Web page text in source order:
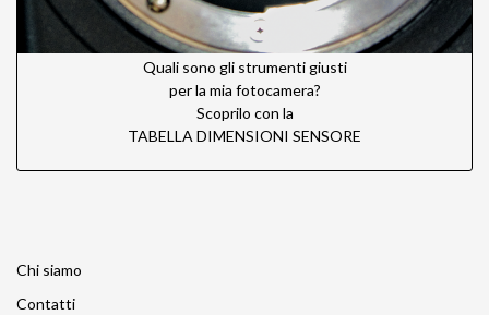
Quali sono gli strumenti giusti
per la mia fotocamera?
Scoprilo con la
TABELLA DIMENSIONI SENSORE
Chi siamo
Contatti